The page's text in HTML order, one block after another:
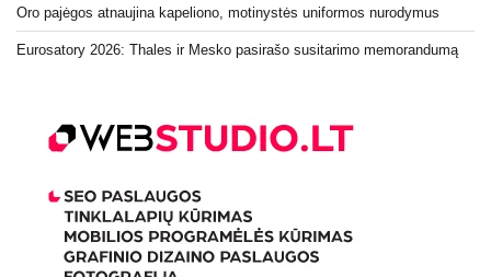
Oro pajėgos atnaujina kapeliono, motinystės uniformos nurodymus
Eurosatory 2026: Thales ir Mesko pasirašo susitarimo memorandumą